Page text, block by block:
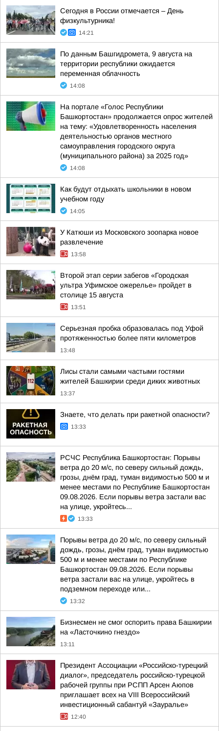
Сегодня в России отмечается – День
физкультурника!
14:21
По данным Башгидромета, 9 августа на
территории республики ожидается
переменная облачность
14:08
На портале «Голос Республики
Башкортостан» продолжается опрос жителей
на тему: «Удовлетворенность населения
деятельностью органов местного
самоуправления городского округа
(муниципального района) за 2025 год»
14:08
Как будут отдыхать школьники в новом
учебном году
14:05
У Катюши из Московского зоопарка новое
развлечение
13:58
Второй этап серии забегов «Городская
ультра Уфимское ожерелье» пройдет в
столице 15 августа
13:51
Серьезная пробка образовалась под Уфой
протяженностью более пяти километров
13:48
Лисы стали самыми частыми гостями
жителей Башкирии среди диких животных
13:37
Знаете, что делать при ракетной опасности?
13:33
РСЧС Республика Башкортостан: Порывы
ветра до 20 м/с, по северу сильный дождь,
грозы, днём град, туман видимостью 500 м и
менее местами по Республике Башкортостан
09.08.2026. Если порывы ветра застали вас
на улице, укройтесь...
13:33
Порывы ветра до 20 м/с, по северу сильный
дождь, грозы, днём град, туман видимостью
500 м и менее местами по Республике
Башкортостан 09.08.2026. Если порывы
ветра застали вас на улице, укройтесь в
подземном переходе или...
13:32
Бизнесмен не смог оспорить права Башкирии
на «Ласточкино гнездо»
13:11
Президент Ассоциации «Российско-турецкий
диалог», председатель российско-турецкой
рабочей группы при РСПП Арсен Аюпов
приглашает всех на VIII Всероссийский
инвестиционный сабантуй «Зауралье»
12:40